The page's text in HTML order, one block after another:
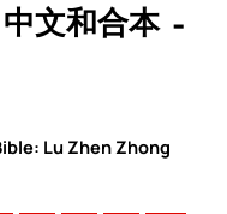
文和合本 –
Lu Zhen Zhong